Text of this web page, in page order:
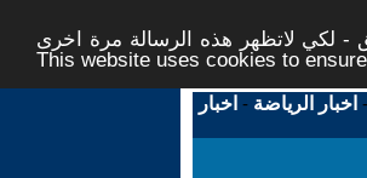
- لكي لاتظهر هذه الرسالة مرة اخرى -
This website uses cookies to
- اخبار الرياضة - اخبار